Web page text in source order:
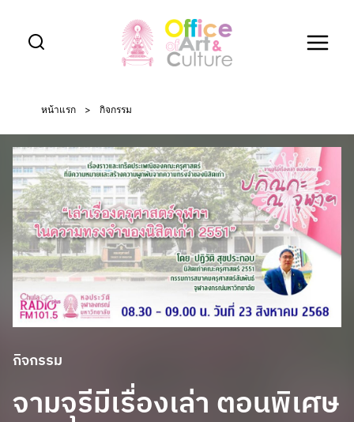
content
หน้าแรก > กิจกรรม
กิจกรรม
จามจุรีมีเรื่องเล่า ตอนพิเศษ